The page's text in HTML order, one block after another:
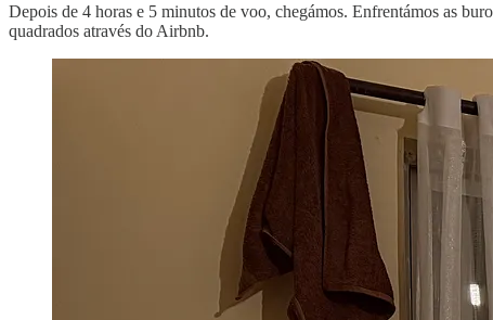
Depois de 4 horas e 5 minutos de voo, chegámos. Enfrentámos as
quadrados através do Airbnb.